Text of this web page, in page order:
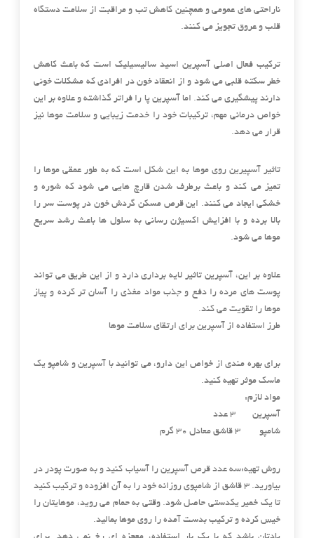
ناراحتی های عمومی و همچنین کاهش تب و مراقبت از سلامت دستگاه
قلب و عروق تجویز می کنند.
ترکیب فعال اصلی آسپرین اسید سالیسیلیک است که باعث کاهش
خطر سکته قلبی می شود و از انعقاد خون در افرادی که مشکلات خونی
دارند پیشگیری می کند. اما آسپرین پا را فراتر گذاشته و علاوه بر این
خواص درمانی مهم، ترکیبات خود را خدمت زیبایی و سلامت موها نیز
قرار می دهد.
تاثیر آسپیرین روی موها به این شکل است که به طور عمقی موها را
تمیز می کند و باعث برطرف شدن قارچ هایی می شود که شوره و
خشکی ایجاد می کنند. این قرص مسکن گردش خون در پوست سر را
بالا برده و با افزایش اکسیژن رسانی به سلول ها باعث رشد سریع
موها می شود.
علاوه بر این، آسپرین تاثیر لایه برداری دارد و از این طریق می تواند
پوست های مرده را دفع و جذب مواد مغذی را آسان تر کرده و پیاز
موها را تقویت می کند.
طرز استفاده از آسپرین برای ارتقای سلامت موها
برای بهره مندی از خواص این دارو، می توانید با آسپرین و شامپو یک
ماسک موثر تهیه کنید.
مواد لازم:
آسپرین 3 عدد
شامپو 3 قاشق معادل 30 گرم
روش تهیه:سه عدد قرص آسپرین را آسیاب کنید و به صورت پودر در
بیاورید. 3 قاشق از شامپوی روزانه خود را به آن افزوده و ترکیب کنید
تا یک خمیر یکدستی حاصل شود. وقتی به حمام می روید، موهایتان را
خیس کرده و ترکیب بدست آمده را روی موها بمالید.